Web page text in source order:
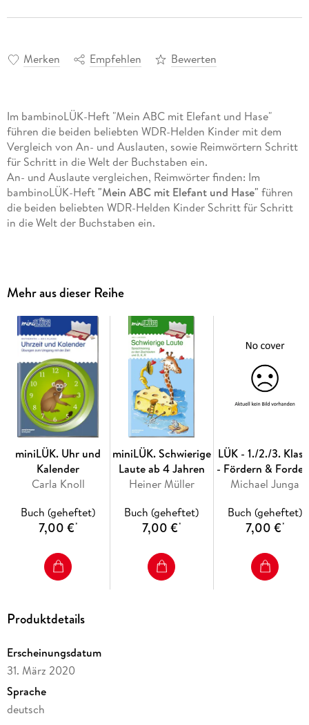
Merken Empfehlen Bewerten
Im bambinoLÜK-Heft "Mein ABC mit Elefant und Hase"
führen die beiden beliebten WDR-Helden Kinder mit dem
Vergleich von An- und Auslauten, sowie Reimwörtern Schritt
für Schritt in die Welt der Buchstaben ein.
An- und Auslaute vergleichen, Reimwörter finden: Im
bambinoLÜK-Heft"Mein ABC mit Elefant und Hase" führen
die beiden beliebten WDR-Helden Kinder Schritt für Schritt
in die Welt der Buchstaben ein.
Anlaute: S, R, M ? Achte auf die Hintergrundfarbe!
Anlaute: D, L, T ? Achte auf die Hintergrundfarbe!
Auslaute: l, o, m, ei, er, sch
Auslaute: a, t, f ? Achte auf die Hintergrundfarbe!
Auslaute: l, n, e ? Achte auf die Hintergrundfarbe!
Finde die Reimwörter!
Welcher Buchstabe fehlt?
Welches Wort steht hier?
Zur Bearbeitung dieses Übungsheftes benötigen Sie das
bambinoLÜK-Kontrollgerät.
Mehr aus dieser Reihe
miniLÜK. Uhr und
Kalender
Carla Knoll
Buch (geheftet)
7,00 €*
miniLÜK. Schwierige
Laute ab 4 Jahren
Heiner Müller
Buch (geheftet)
7,00 €*
LÜK - 1./2./3.
- Fördern &
Rätseltrainer
Michael Junga
Buch (geheftet)
7,00 €*
Produktdetails
Erscheinungsdatum
31. März 2020
Sprache
deutsch